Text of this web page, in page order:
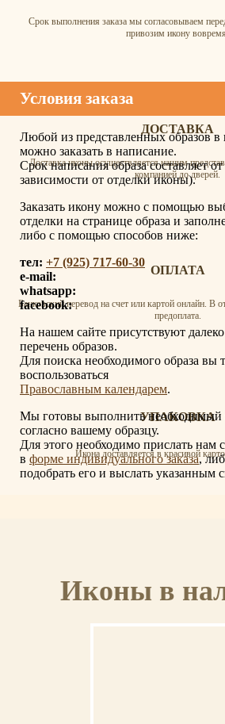
Срок выполнения заказа мы согласовываем
привозим икону
ДОСТАВКА
Доставка иконы осуществляется нашим
компанией до дверей.
ОПЛАТА
Банковский перевод на счет или картой онлайн. В
предоплата.
УПАКОВКА
Икона доставляется в красивой
К иконе прилагается сертификат с указанием
иконы.
Условия заказа
Любой из представленных образов в
можно заказать в написание.
Срок написания образа составляет
зависимости от отделки иконы).
Заказать икону можно с помощью
отделки на странице образа и
либо с помощью способов ниже:
тел: +7 (925) 717-60-30
e-mail:
whatsapp:
facebook:
На нашем сайте присутствуют
перечень образов.
Для поиска необходимого образа вы
воспользоваться
Православным календарем.
Мы готовы выполнить необходимый
согласно вашему образцу.
Для этого необходимо прислать нам
в форме индивидуального заказа,
подобрать его и выслать указанным
Иконы в